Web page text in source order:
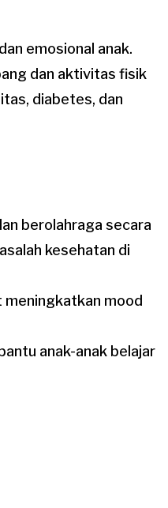
emosional anak.
dan aktivitas fisik
diabetes, dan
berolahraga secara
kesehatan di
mood
anak-anak belajar